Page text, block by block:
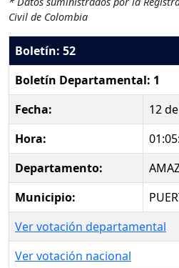
Civil de Colombia
Boletín: 52
Boletín Departamental: 1
Fecha:
12
Hora:
Departamento:
Municipio:
Ver votación departamental
Ver votación nacional